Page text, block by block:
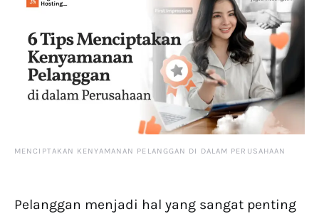
MENCIPTAKAN KENYAMANAN PELANGGAN DI DALAM PERUSAHAAN
Pelanggan menjadi hal yang sangat penting